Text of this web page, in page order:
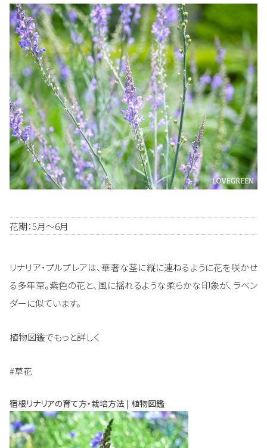
花期：5月～6月
リナリア・プルプレアは、華奢な茎に縦に連ねるように花を咲かせ
る多年草。紫色の花と、風に揺れるような柔らかな印象が、ラベン
ダーに似ています。
植物図鑑でもっと詳しく
#草花
宿根リナリアの育て方・栽培方法 | 植物図鑑